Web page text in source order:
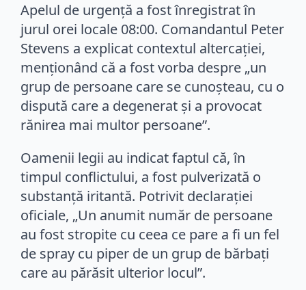
Apelul de urgență a fost înregistrat în
jurul orei locale 08:00. Comandantul Peter
Stevens a explicat contextul altercației,
menționând că a fost vorba despre „un
grup de persoane care se cunoşteau, cu o
dispută care a degenerat şi a provocat
rănirea mai multor persoane”.
Oamenii legii au indicat faptul că, în
timpul conflictului, a fost pulverizată o
substanță iritantă. Potrivit declarației
oficiale, „Un anumit număr de persoane
au fost stropite cu ceea ce pare a fi un fel
de spray cu piper de un grup de bărbaţi
care au părăsit ulterior locul”.